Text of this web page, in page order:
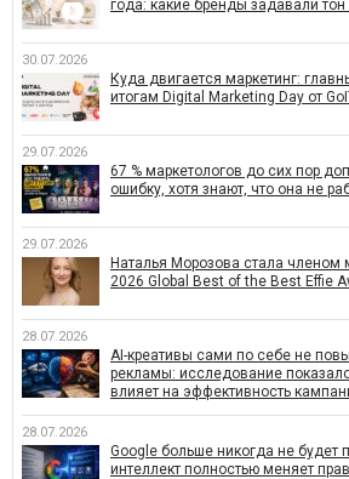
года: какие бренды задавали тон
30.07.2026
Куда двигается маркетинг:
итогам Digital Marketing Day от
29.07.2026
67 % маркетологов до сих пор
ошибку, хотя знают, что она не
29.07.2026
Наталья Морозова стала
2026 Global Best of the Best Effie
28.07.2026
AI-креативы сами по себе не
рекламы: исследование
влияет на эффективность
28.07.2026
Google больше никогда не будет
интеллект полностью меняет